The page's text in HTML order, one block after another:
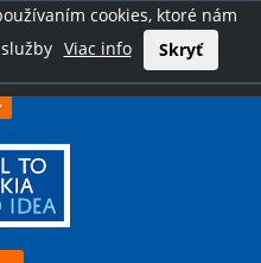
cookies, ktoré nám
Viac info Skryť